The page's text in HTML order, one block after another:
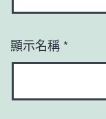
顯示名稱 *